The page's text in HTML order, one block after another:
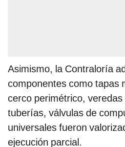
Asimismo, la Contraloría
componentes como tapas
cerco perimétrico,
tuberías, válvulas de
universales fueron
ejecución parcial.